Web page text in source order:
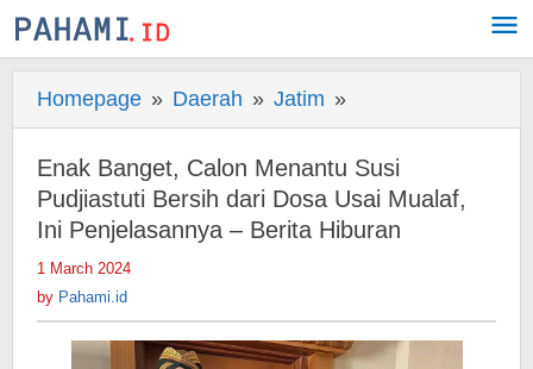
Skip
to
Homepage » Daerah » Jatim »
Banget,
Calon
Menantu
Susi
dari
Dosa
Enak Banget, Calon Menantu Susi
Pudjiastuti Bersih dari Dosa Usai Mualaf,
Ini Penjelasannya – Berita Hiburan
1 March 2024
by Pahami.id